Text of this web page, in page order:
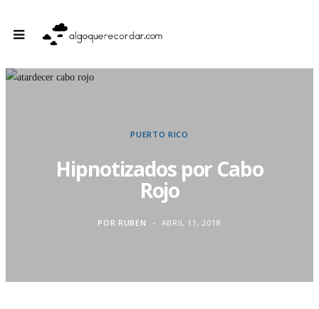
PUERTO RICO
Hipnotizados por Cabo
Rojo
POR RUBEN ABRIL 11, 2018